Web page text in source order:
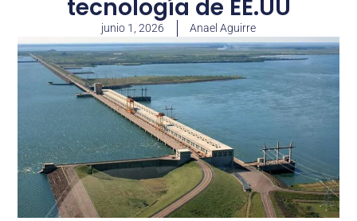
tecnología de EE.UU
junio 1, 2026 Anael Aguirre